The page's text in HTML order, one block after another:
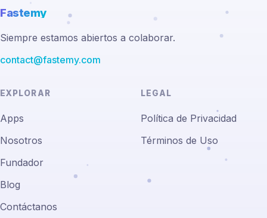
Fastemy
Siempre estamos abiertos a colaborar.
contact@fastemy.com
EXPLORAR
Apps
Nosotros
Fundador
Blog
Contáctanos
LEGAL
Política de Privacidad
Términos de Uso